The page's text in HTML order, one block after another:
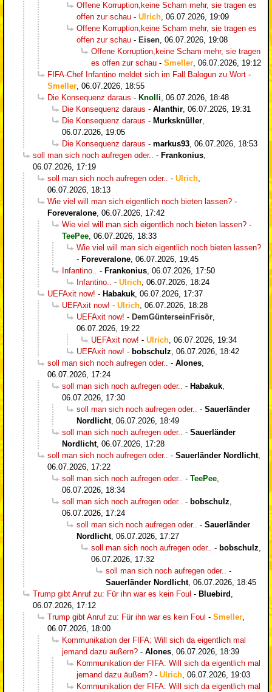
Offene Korruption,keine Scham mehr, sie tragen es
offen zur schau - Ulrich, 06.07.2026, 19:09
Offene Korruption,keine Scham mehr, sie tragen es
offen zur schau - Eisen, 06.07.2026, 19:08
Offene Korruption,keine Scham mehr, sie tragen
es offen zur schau - Smeller, 06.07.2026, 19:12
FIFA-Chef Infantino meldet sich im Fall Balogun zu Wort -
Smeller, 06.07.2026, 18:55
Die Konsequenz daraus - Knolli, 06.07.2026, 18:48
Die Konsequenz daraus - Alanthir, 06.07.2026, 19:31
Die Konsequenz daraus - Murksknüller,
06.07.2026, 19:05
Die Konsequenz daraus - markus93, 06.07.2026, 18:53
soll man sich noch aufregen oder.. - Frankonius,
06.07.2026, 17:19
soll man sich noch aufregen oder.. - Ulrich,
06.07.2026, 18:13
Wie viel will man sich eigentlich noch bieten lassen? -
Foreveralone, 06.07.2026, 17:42
Wie viel will man sich eigentlich noch bieten lassen? -
TeePee, 06.07.2026, 18:33
Wie viel will man sich eigentlich noch bieten lassen?
- Foreveralone, 06.07.2026, 19:45
Infantino.. - Frankonius, 06.07.2026, 17:50
Infantino.. - Ulrich, 06.07.2026, 18:24
UEFAxit now! - Habakuk, 06.07.2026, 17:37
UEFAxit now! - Ulrich, 06.07.2026, 18:28
UEFAxit now! - DemGünterseinFrisör,
06.07.2026, 19:22
UEFAxit now! - Ulrich, 06.07.2026, 19:34
UEFAxit now! - bobschulz, 06.07.2026, 18:42
soll man sich noch aufregen oder.. - Alones,
06.07.2026, 17:24
soll man sich noch aufregen oder.. - Habakuk,
06.07.2026, 17:30
soll man sich noch aufregen oder.. - Sauerländer
Nordlicht, 06.07.2026, 18:49
soll man sich noch aufregen oder.. - Sauerländer
Nordlicht, 06.07.2026, 17:28
soll man sich noch aufregen oder.. - Sauerländer Nordlicht,
06.07.2026, 17:22
soll man sich noch aufregen oder.. - TeePee,
06.07.2026, 18:34
soll man sich noch aufregen oder.. - bobschulz,
06.07.2026, 17:24
soll man sich noch aufregen oder.. - Sauerländer
Nordlicht, 06.07.2026, 17:27
soll man sich noch aufregen oder.. - bobschulz,
06.07.2026, 17:32
soll man sich noch aufregen oder.. -
Sauerländer Nordlicht, 06.07.2026, 18:45
Trump gibt Anruf zu: Für ihn war es kein Foul - Bluebird ,
06.07.2026, 17:12
Trump gibt Anruf zu: Für ihn war es kein Foul - Smeller,
06.07.2026, 18:00
Kommunikation der FIFA: Will sich da eigentlich mal
jemand dazu äußern? - Alones, 06.07.2026, 18:39
Kommunikation der FIFA: Will sich da eigentlich mal
jemand dazu äußern? - Ulrich, 06.07.2026, 19:03
Kommunikation der FIFA: Will sich da eigentlich mal